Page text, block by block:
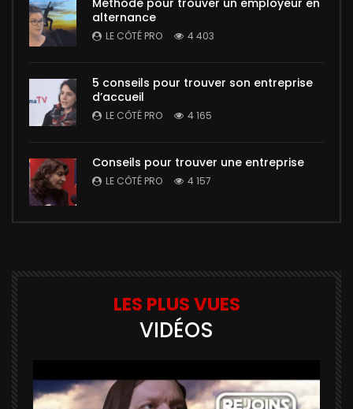
alternance
LE CÔTÉ PRO 4 403
5 conseils pour trouver son entreprise
d’accueil
LE CÔTÉ PRO 4 165
Conseils pour trouver une entreprise
LE CÔTÉ PRO 4 157
LES PLUS VUES
VIDÉOS